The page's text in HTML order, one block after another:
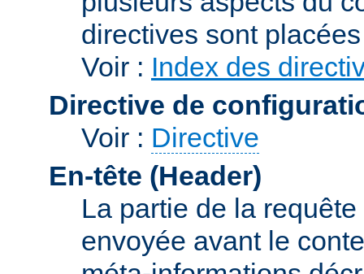
directives sont
Voir : Index des
Directive de
Voir : Directive
En-tête (Header)
La partie de la
envoyée avant le